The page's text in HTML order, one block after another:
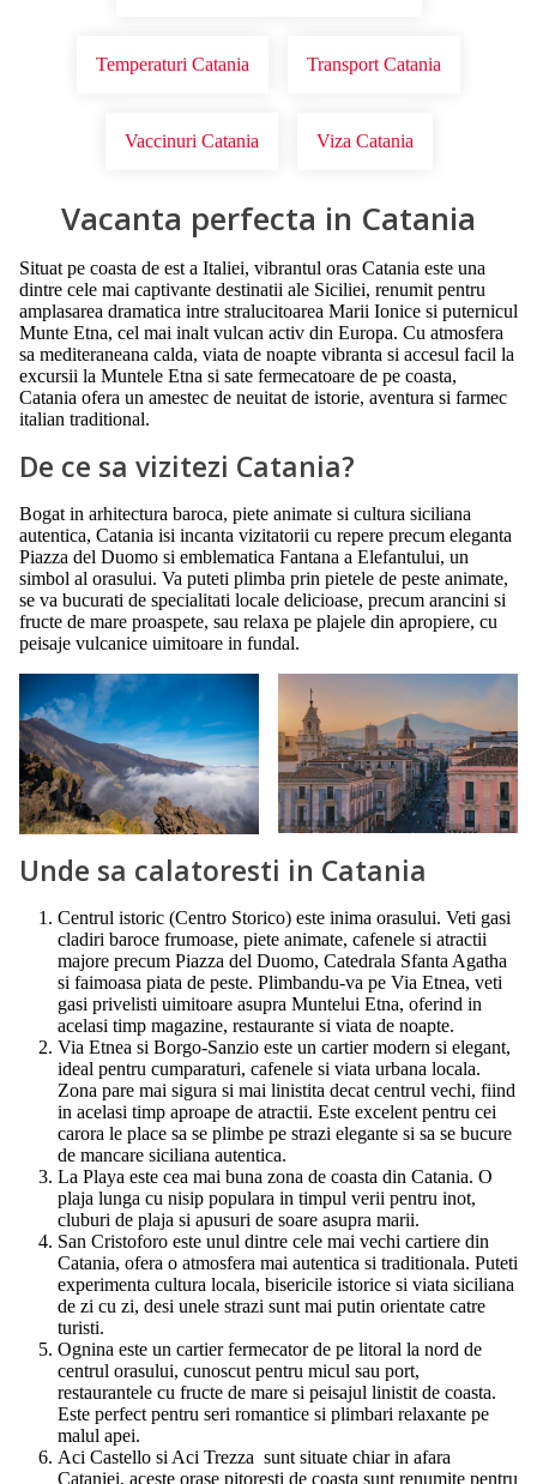
Temperaturi Catania Transport Catania
Vaccinuri Catania Viza Catania
Vacanta perfecta in Catania
Situat pe coasta de est a Italiei, vibrantul oras Catania este una
dintre cele mai captivante destinatii ale Siciliei, renumit pentru
amplasarea dramatica intre stralucitoarea Marii Ionice si puternicul
Munte Etna, cel mai inalt vulcan activ din Europa. Cu atmosfera
sa mediteraneana calda, viata de noapte vibranta si accesul facil la
excursii la Muntele Etna si sate fermecatoare de pe coasta,
Catania ofera un amestec de neuitat de istorie, aventura si farmec
italian traditional.
De ce sa vizitezi Catania?
Bogat in arhitectura baroca, piete animate si cultura siciliana
autentica, Catania isi incanta vizitatorii cu repere precum eleganta
Piazza del Duomo si emblematica Fantana a Elefantului, un
simbol al orasului. Va puteti plimba prin pietele de peste animate,
se va bucurati de specialitati locale delicioase, precum arancini si
fructe de mare proaspete, sau relaxa pe plajele din apropiere, cu
peisaje vulcanice uimitoare in fundal.
Unde sa calatoresti in Catania
Centrul istoric (Centro Storico) este inima orasului. Veti gasi
cladiri baroce frumoase, piete animate, cafenele si atractii
majore precum Piazza del Duomo, Catedrala Sfanta Agatha
si faimoasa piata de peste. Plimbandu-va pe Via Etnea, veti
gasi privelisti uimitoare asupra Muntelui Etna, oferind in
acelasi timp magazine, restaurante si viata de noapte.
Via Etnea si Borgo-Sanzio este un cartier modern si elegant,
ideal pentru cumparaturi, cafenele si viata urbana locala.
Zona pare mai sigura si mai linistita decat centrul vechi, fiind
in acelasi timp aproape de atractii. Este excelent pentru cei
carora le place sa se plimbe pe strazi elegante si sa se bucure
de mancare siciliana autentica.
La Playa este cea mai buna zona de coasta din Catania. O
plaja lunga cu nisip populara in timpul verii pentru inot,
cluburi de plaja si apusuri de soare asupra marii.
San Cristoforo este unul dintre cele mai vechi cartiere din
Catania, ofera o atmosfera mai autentica si traditionala. Puteti
experimenta cultura locala, bisericile istorice si viata siciliana
de zi cu zi, desi unele strazi sunt mai putin orientate catre
turisti.
Ognina este un cartier fermecator de pe litoral la nord de
centrul orasului, cunoscut pentru micul sau port,
restaurantele cu fructe de mare si peisajul linistit de coasta.
Este perfect pentru seri romantice si plimbari relaxante pe
malul apei.
Aci Castello si Aci Trezza sunt situate chiar in afara
Cataniei, aceste orase pitoresti de coasta sunt renumite pentru